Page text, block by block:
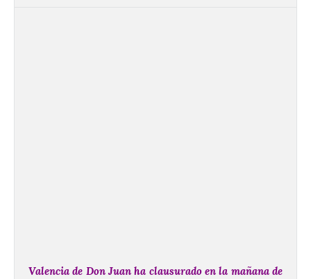
Valencia de Don Juan ha clausurado en la mañana de